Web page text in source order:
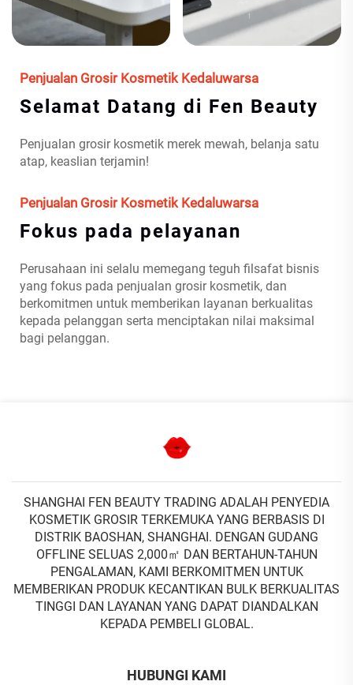
Penjualan Grosir Kosmetik Kedaluwarsa
Selamat Datang di Fen Beauty
Penjualan grosir kosmetik merek mewah, belanja satu
atap, keaslian terjamin!
Penjualan Grosir Kosmetik Kedaluwarsa
Fokus pada pelayanan
Perusahaan ini selalu memegang teguh filsafat bisnis
yang fokus pada penjualan grosir kosmetik, dan
berkomitmen untuk memberikan layanan berkualitas
kepada pelanggan serta menciptakan nilai maksimal
bagi pelanggan.
SHANGHAI FEN BEAUTY TRADING ADALAH PENYEDIA
KOSMETIK GROSIR TERKEMUKA YANG BERBASIS DI
DISTRIK BAOSHAN, SHANGHAI. DENGAN GUDANG
OFFLINE SELUAS 2,000㎡ DAN BERTAHUN-TAHUN
PENGALAMAN, KAMI BERKOMITMEN UNTUK
MEMBERIKAN PRODUK KECANTIKAN BULK BERKUALITAS
TINGGI DAN LAYANAN YANG DAPAT DIANDALKAN
KEPADA PEMBELI GLOBAL.
HUBUNGI KAMI